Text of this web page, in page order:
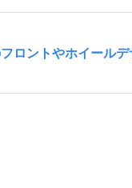
ロントやホイール